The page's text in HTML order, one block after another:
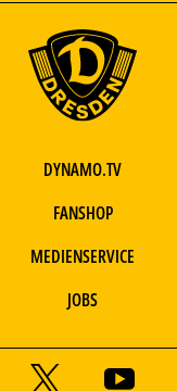
DYNAMO.TV
FANSHOP
MEDIENSERVICE
JOBS